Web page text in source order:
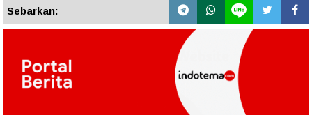
Sebarkan: